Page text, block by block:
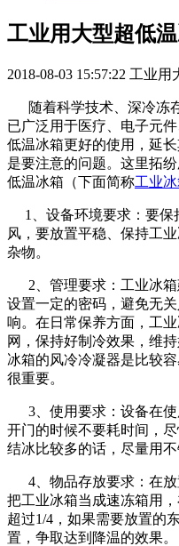
工业用大型超低
2018-08-03 15:57:22 工业用
随着科学技术、深冷冻
已广泛用于医疗、电子元
低温冰箱更好的使用，延
是要注意的问题。这里拓
低温冰箱（下面简称工业
1、设备环境要求：要保
风，要放置平稳、保持工
杂物。
2、管理要求：工业冰箱
设置一定的密码，避免无
响。在日常保养方面，工
网，保持好制冷效果，维
冰箱的风冷冷凝器是比较
很重要。
3、使用要求：设备在使
开门的时候不要耗时间，
结冰比较多的话，尽量用
4、物品存放要求：在放
把工业冰箱当成速冻箱用
超过1/4，如果需要放置的
置，争取达到降温的效果。